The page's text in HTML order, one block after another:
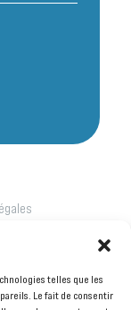
telles que les
Le fait de consentir